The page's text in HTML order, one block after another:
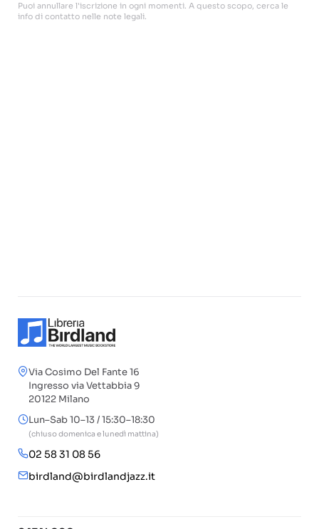
Puoi annullare l'iscrizione in ogni momenti. A questo scopo, cerca le
info di contatto nelle note legali.
Via Cosimo Del Fante 16
Ingresso via Vettabbia 9
20122 Milano
Lun–Sab 10–13 / 15:30–18:30
(chiuso domenica e lunedì mattina)
02 58 31 08 56
birdland@birdlandjazz.it